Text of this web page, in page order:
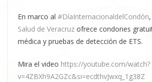
En marco al #DíaInternacionaldelCondón
Salud de Veracruz ofrece condones
médica y pruebas de detección de ETS.
Mira el video https://youtube.com/watch?
v=4ZBXh9A2GZc&si=ecdthvJwxq_1g38Z